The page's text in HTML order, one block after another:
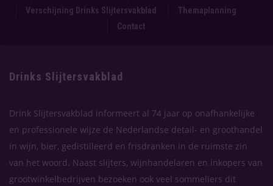
Verschijning Drinks Slijtersvakblad
Themaplanning
Contact
Drinks Slijtersvakblad
Drink Slijtersvakblad informeert al 74 jaar op onafhankelijke
en professionele wijze de Nederlandse detail- en groothandel
in wijn, bier, gedistilleerd en frisdranken in de ruimste zin
van het woord. Naast slijters, wijnhandelaren en inkopers van
grootwinkelbedrijven bezoeken ook veel sommeliers dit